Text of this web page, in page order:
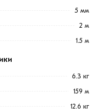
и кладочных
и оконные
зданий,
кликните мышкой
5 мм
2 м
1.5 м
6.3 кг
159 м
12.6 кг